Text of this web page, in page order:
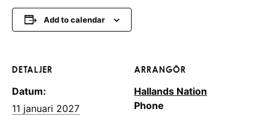
Add to calendar
DETALJER
Datum:
11 januari 2027
ARRANGÖR
Hallands Nation
Phone